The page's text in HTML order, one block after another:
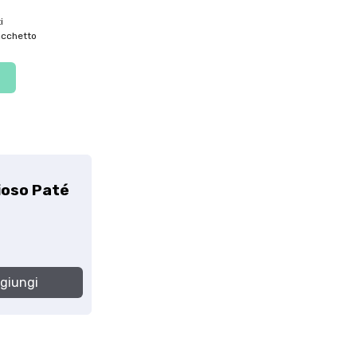
Paté